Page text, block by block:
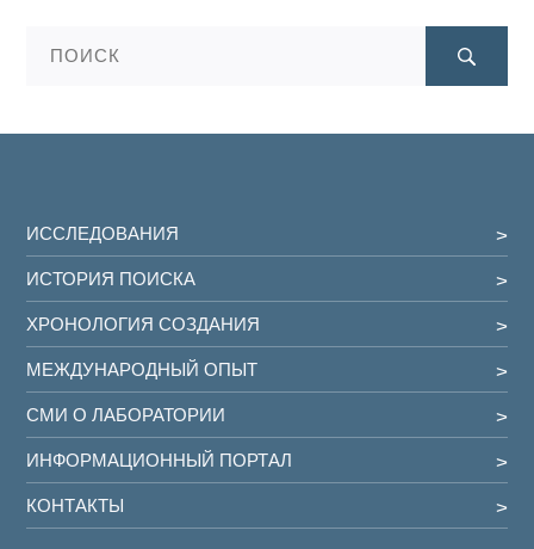
ИССЛЕДОВАНИЯ
ИСТОРИЯ ПОИСКА
ХРОНОЛОГИЯ СОЗДАНИЯ
МЕЖДУНАРОДНЫЙ ОПЫТ
СМИ О ЛАБОРАТОРИИ
ИНФОРМАЦИОННЫЙ ПОРТАЛ
КОНТАКТЫ